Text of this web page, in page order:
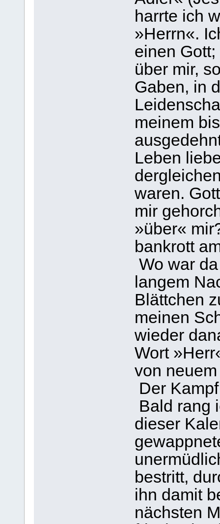
harrte ich
»Herrn«.
einen
über mir,
Gaben, in
meinem
Leben
waren.
mir
»über«
bankrott
Wo war
langem
Blättchen
meinen
wieder
Wort
von
Der
Bald rang
dieser
bestritt,
ihn damit
nächsten